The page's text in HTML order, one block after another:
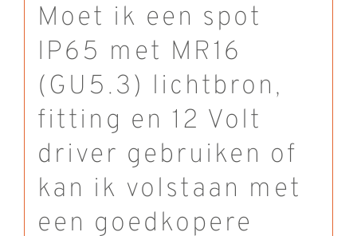
Moet ik een spot
IP65 met MR16
(GU5.3) lichtbron,
fitting en 12 Volt
driver gebruiken of
kan ik volstaan met
een goedkopere